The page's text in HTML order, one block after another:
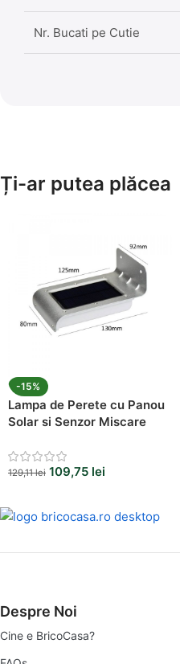
Nr. Bucati pe Cutie
Ți-ar putea plăcea
-15%
Lampa de Perete cu Panou
Solar si Senzor Miscare
129,11lei 109,75 lei
Despre Noi
Cine e BricoCasa?